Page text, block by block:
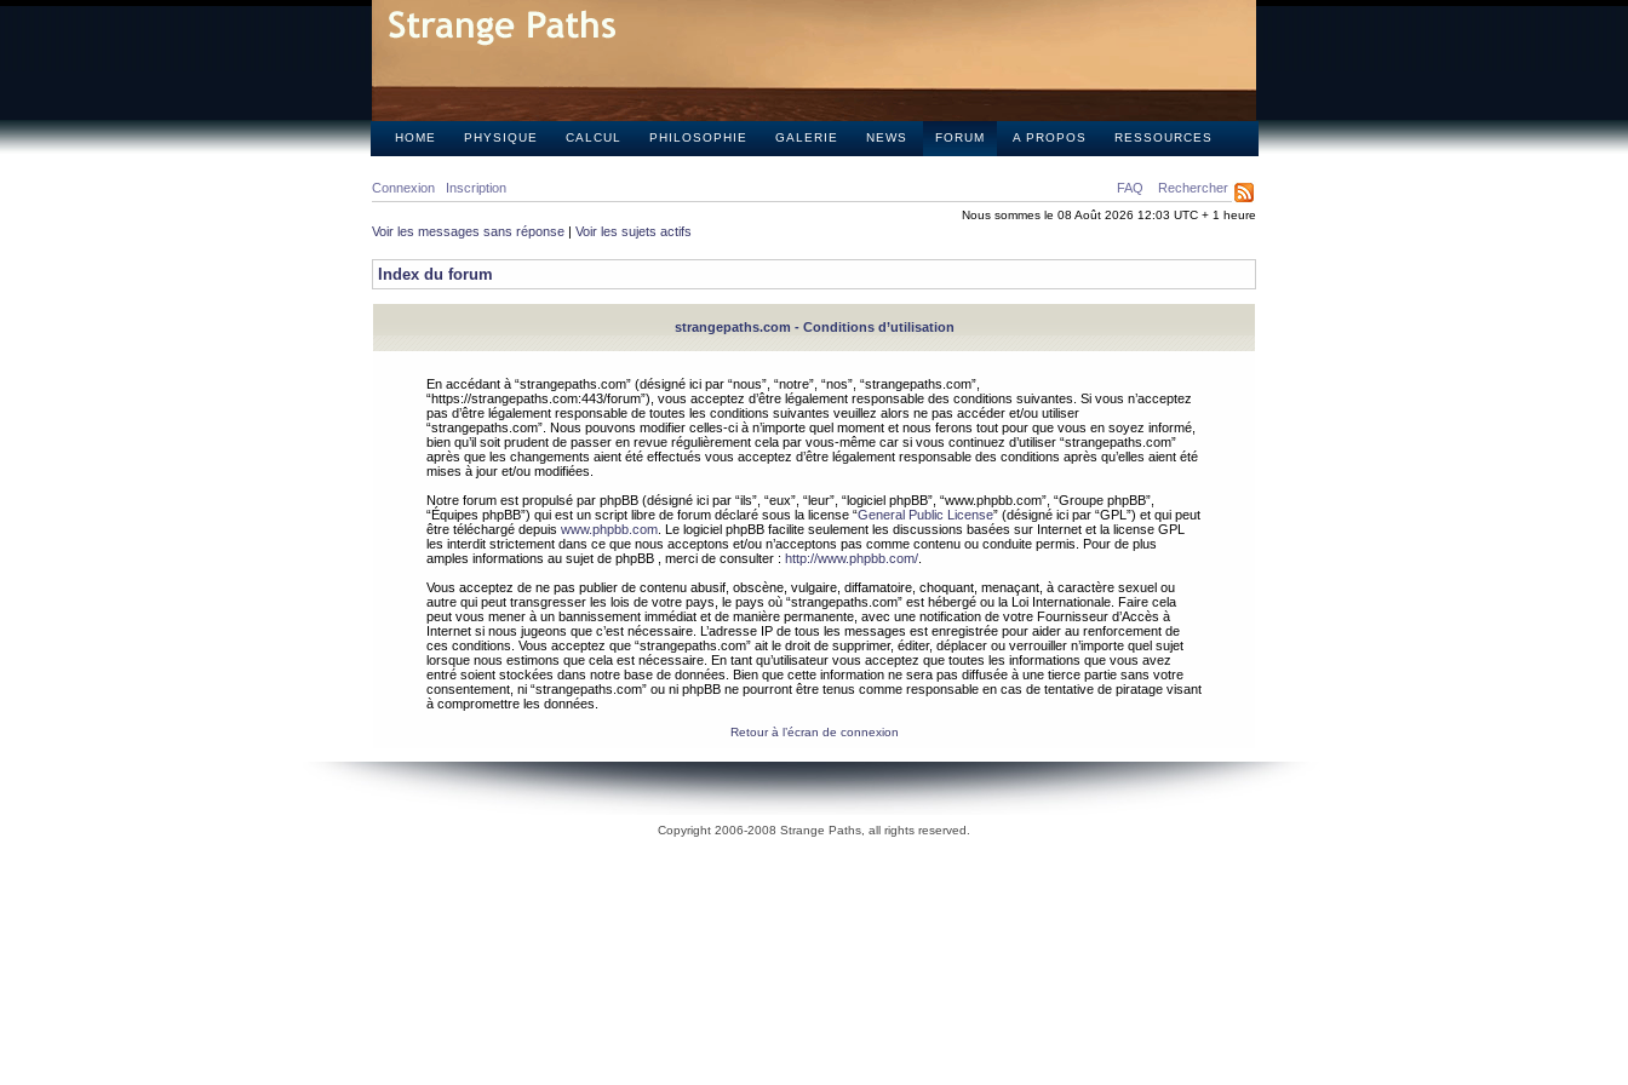
HOME PHYSIQUE CALCUL PHILOSOPHIE GALERIE NEWS FORUM A PROPOS RESSOURCES
FAQ Rechercher
Connexion Inscription
Nous sommes le 08 Août 2026 12:03 UTC + 1 heure
Voir les messages sans réponse | Voir les sujets actifs
Index du forum
strangepaths.com - Conditions d’utilisation
En accédant à “strangepaths.com” (désigné ici par “nous”, “notre”, “nos”, “strangepaths.com”,
“https://strangepaths.com:443/forum”), vous acceptez d’être légalement responsable des conditions suivantes. Si vous n’acceptez
pas d’être légalement responsable de toutes les conditions suivantes veuillez alors ne pas accéder et/ou utiliser
“strangepaths.com”. Nous pouvons modifier celles-ci à n’importe quel moment et nous ferons tout pour que vous en soyez informé,
bien qu’il soit prudent de passer en revue régulièrement cela par vous-même car si vous continuez d’utiliser “strangepaths.com”
après que les changements aient été effectués vous acceptez d’être légalement responsable des conditions après qu’elles aient été
mises à jour et/ou modifiées.
Notre forum est propulsé par phpBB (désigné ici par “ils”, “eux”, “leur”, “logiciel phpBB”, “www.phpbb.com”, “Groupe phpBB”,
“Équipes phpBB”) qui est un script libre de forum déclaré sous la license “General Public License” (désigné ici par “GPL”) et qui peut
être téléchargé depuis www.phpbb.com . Le logiciel phpBB facilite seulement les discussions basées sur Internet et la license GPL
les interdit strictement dans ce que nous acceptons et/ou n’acceptons pas comme contenu ou conduite permis. Pour de plus
amples informations au sujet de phpBB , merci de consulter : http://www.phpbb.com/
Vous acceptez de ne pas publier de contenu abusif, obscène, vulgaire, diffamatoire, choquant, menaçant, à caractère sexuel ou
autre qui peut transgresser les lois de votre pays, le pays où “strangepaths.com” est hébergé ou la Loi Internationale. Faire cela
peut vous mener à un bannissement immédiat et de manière permanente, avec une notification de votre Fournisseur d’Accès à
Internet si nous jugeons que c’est nécessaire. L’adresse IP de tous les messages est enregistrée pour aider au renforcement de
ces conditions. Vous acceptez que “strangepaths.com” ait le droit de supprimer, éditer, déplacer ou verrouiller n’importe quel sujet
lorsque nous estimons que cela est nécessaire. En tant qu’utilisateur vous acceptez que toutes les informations que vous avez
entré soient stockées dans notre base de données. Bien que cette information ne sera pas diffusée à une tierce partie sans votre
consentement, ni “strangepaths.com” ou ni phpBB ne pourront être tenus comme responsable en cas de tentative de piratage visant
à compromettre les données.
Retour à l’écran de connexion
Copyright 2006-2008 Strange Paths, all rights reserved.